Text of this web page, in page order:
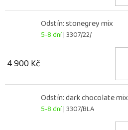
Odstín: stonegrey mix
5-8 dní| 3307/22/
4 900 Kč
Odstín: dark chocolate mix
5-8 dní| 3307/BLA